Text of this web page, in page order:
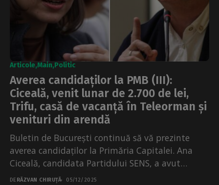
Articole Main Politic
Averea candidaților la PMB (III):
Ciceală, venit lunar de 2.700 de lei,
Trifu, casă de vacanță în Teleorman și
venituri din arendă
Buletin de București continuă să vă prezinte
averea candidaților la Primăria Capitalei. Ana
Ciceală, candidata Partidului SENS, a avut
venituri modeste în anul...
DE RĂZVAN CHIRUȚĂ 05/12/2025